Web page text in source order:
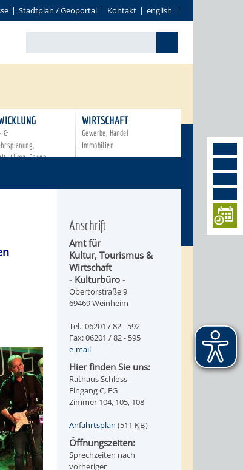
Stadtplan / Geoportal Kontakt english
&
Klima, Bauen
WIRTSCHAFT
Gewerbe, Handel
Immobilien
Anschrift
Amt für
Kultur, Tourismus &
Wirtschaft
- Kulturbüro -
Obertorstraße 9
69469 Weinheim
Tel.: 06201 / 82 - 592
Fax: 06201 / 82 - 595
e-mail
Hier finden Sie uns:
Rathaus Schloss
Eingang C, EG
Zimmer 104, 105, 108
Anfahrtsplan (511 KB)
Öffnungszeiten:
Sprechzeiten nach
vorheriger